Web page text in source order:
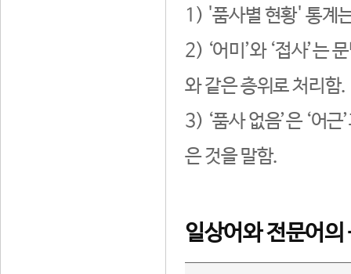
1) '품사별 현황' 통계
2) ‘어미’와 ‘접사’는
와 같은 층위로 처리함.
3) ‘품사 없음’은 ‘어
은 것을 말함.
일상어와 전문어의